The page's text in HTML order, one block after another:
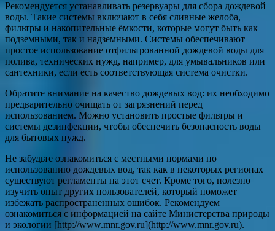
Рекомендуется устанавливать резервуары для сбора дождевой
воды. Такие системы включают в себя сливные желоба,
фильтры и накопительные ёмкости, которые могут быть как
подземными, так и надземными. Системы обеспечивают
простое использование отфильтрованной дождевой воды для
полива, технических нужд, например, для умывальников или
сантехники, если есть соответствующая система очистки.
Обратите внимание на качество дождевых вод: их необходимо
предварительно очищать от загрязнений перед
использованием. Можно установить простые фильтры и
системы дезинфекции, чтобы обеспечить безопасность воды
для бытовых нужд.
Не забудьте ознакомиться с местными нормами по
использованию дождевых вод, так как в некоторых регионах
существуют регламенты на этот счет. Кроме того, полезно
изучить опыт других пользователей, который поможет
избежать распространенных ошибок. Рекомендуем
ознакомиться с информацией на сайте Министерства природы
и экологии [http://www.mnr.gov.ru](http://www.mnr.gov.ru).